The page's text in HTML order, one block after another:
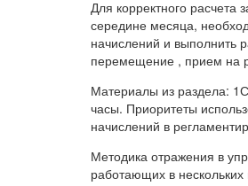
Для корректного
середине месяца,
начислений и выполнить
перемещение , прием на
Материалы из раздела:
часы. Приоритеты
начислений в
Методика отражения в
работающих в